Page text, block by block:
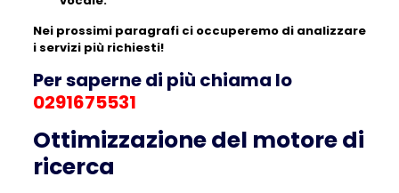
Nei prossimi paragrafi ci occuperemo di analizzare
i servizi più richiesti!
Per saperne di più chiama lo
0291675531
Ottimizzazione del motore di
ricerca